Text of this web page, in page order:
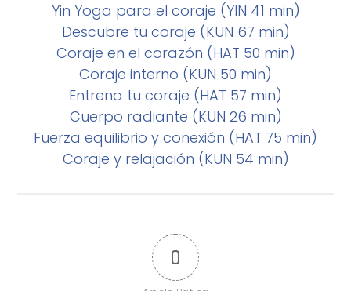
Yin Yoga para el coraje (YIN 41 min)
Descubre tu coraje (KUN 67 min)
Coraje en el corazón (HAT 50 min)
Coraje interno (KUN 50 min)
Entrena tu coraje (HAT 57 min)
Cuerpo radiante (KUN 26 min)
Fuerza equilibrio y conexión (HAT 75 min)
Coraje y relajación (KUN 54 min)
0